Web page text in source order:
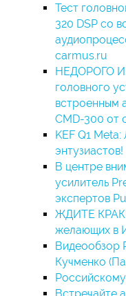
Тест
320 DSP со
carmus.ru
НЕДОРОГО И
головного
встроенным
CMD-300 от
KEF Q1
энтузиастов!
В центре
усилитель
экспертов
ЖДИТЕ
желающих в
Видеообзор
Кучменко
Встречайте